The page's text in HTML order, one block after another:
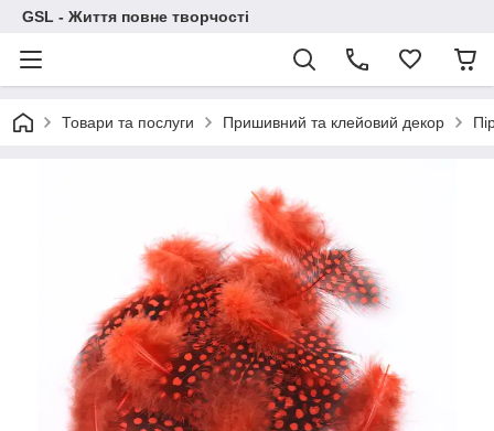
GSL - Життя повне творчості
Товари та послуги Пришивний та клейовий декор